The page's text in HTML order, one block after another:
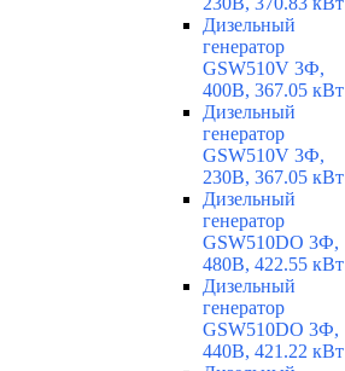
Дизельный
генератор
GSW510V 3Ф,
400В, 367.05 кВт
Дизельный
генератор
GSW510V 3Ф,
230В, 367.05 кВт
Дизельный
генератор
GSW510DO 3Ф,
480В, 422.55 кВт
Дизельный
генератор
GSW510DO 3Ф,
440В, 421.22 кВт